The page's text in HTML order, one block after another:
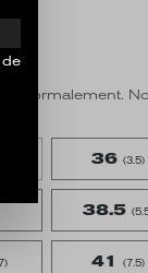
normalement.
36 (3.5)
38.5
41 (7.5)
de